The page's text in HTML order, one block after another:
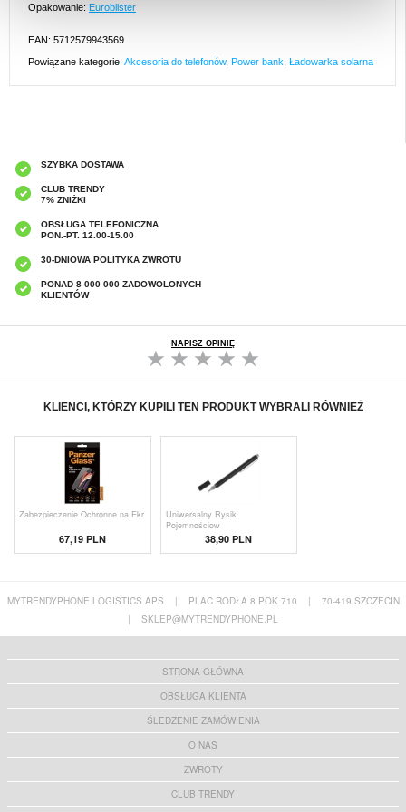
Opakowanie: Euroblister
EAN: 5712579943569
Powiązane kategorie: Akcesoria do telefonów, Power bank Ładowarka solarna
SZYBKA DOSTAWA
CLUB TRENDY
7% ZNIŻKI
OBSŁUGA TELEFONICZNA
PON.-PT. 12.00-15.00
30-DNIOWA POLITYKA ZWROTU
PONAD 8 000 000 ZADOWOLONYCH
KLIENTÓW
NAPISZ OPINIĘ
KLIENCI, KTÓRZY KUPILI TEN PRODUKT WYBRALI RÓWNIEŻ
Zabezpieczenie Ochronne na Ekr
67,19 PLN
Uniwersalny Rysik
Pojemnościow
38,90 PLN
MYTRENDYPHONE LOGISTICS APS | PLAC RODŁA 8 POK 710 |
70-419 SZCZECIN
|
SKLEP@MYTRENDYPHONE.PL
STRONA GŁÓWNA
OBSŁUGA KLIENTA
ŚLEDZENIE ZAMÓWIENIA
O NAS
ZWROTY
CLUB TRENDY